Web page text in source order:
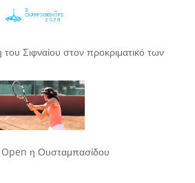
Σιφναίου στον προκριματικό των
η Ουσταμπασίδου